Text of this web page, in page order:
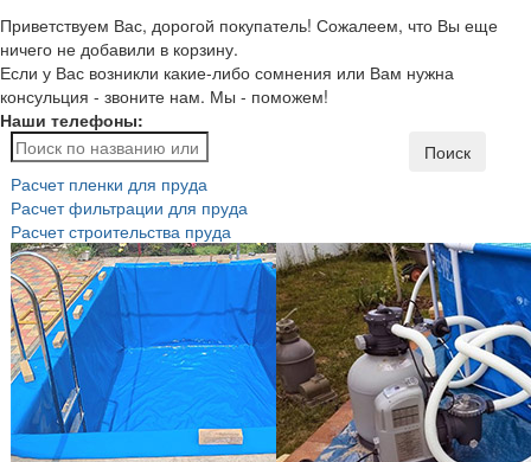
Приветствуем Вас, дорогой покупатель! Сожалеем, что Вы еще
ничего не добавили в корзину.
Если у Вас возникли какие-либо сомнения или Вам нужна
консульция - звоните нам. Мы - поможем!
Наши телефоны:
Поиск
Расчет пленки для пруда
Расчет фильтрации для пруда
Расчет строительства пруда